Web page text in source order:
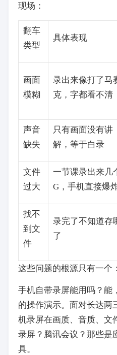
现场：
翻车
类型
具体表现
画面
模糊
录出来像打了马
克，字都看不清
声音
缺失
只有画面没有讲
解，等于白录
文件
过大
一节课录出来几
G，手机直接爆
找不
到文
件
录完了不知道存
了
这些问题的根源只有一个：
手机自带录屏能用吗？能
的操作演示。面对长达两
机录屏在画质、音质、文
录屏？腾讯会议？那些是
具。